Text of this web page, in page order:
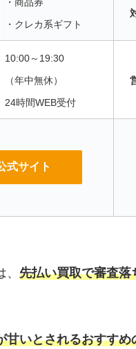
・クレカ系ギフト
10:00～19:30
（年中無休）
24時間WEB受付
式サイト
先払い買取で審査
甘いとされるおすすめ